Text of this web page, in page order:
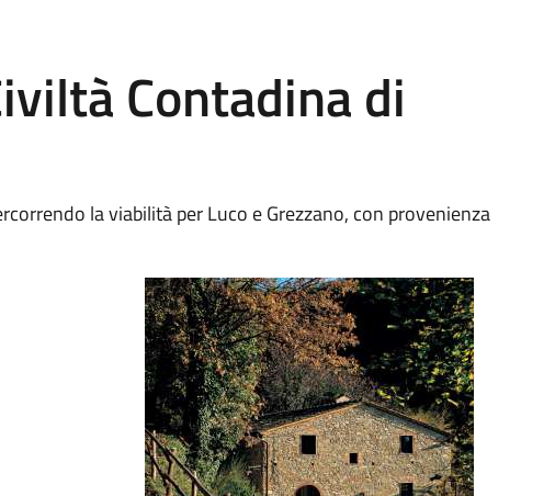
Contadina di
la viabilità per Luco e Grezzano, con provenienza